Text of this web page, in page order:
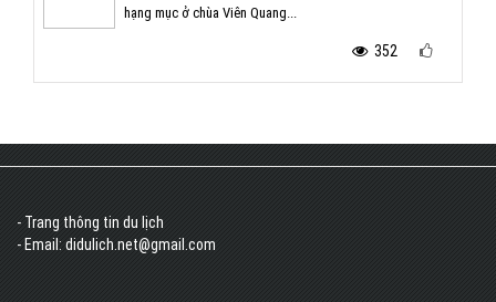
hạng mục ở chùa Viên Quang...
352
- Trang thông tin du lịch
- Email: didulich.net@gmail.com